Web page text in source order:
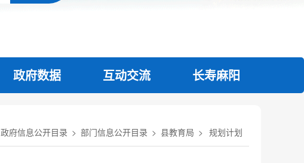
政府数据 互动交流 长寿麻阳
政府信息公开目录 > 部门信息公开目录 > 县教育局 > 规划计划